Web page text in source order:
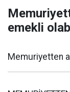
emekli
Memuriyetten